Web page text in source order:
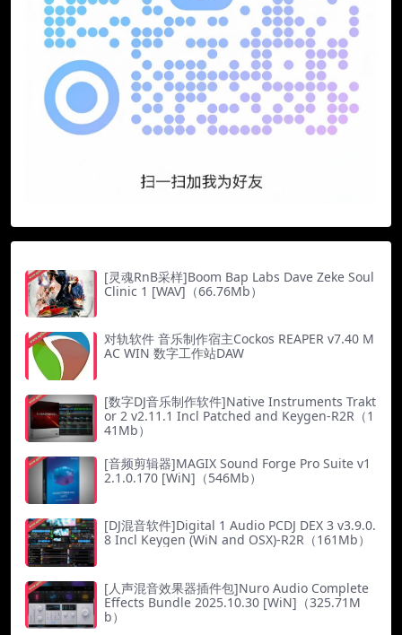
[灵魂RnB采样]Boom Bap Labs Dave Zeke Soul
Clinic 1 [WAV]（66.76Mb）
对轨软件 音乐制作宿主Cockos REAPER v7.40 M
AC WIN 数字工作站DAW
[数字DJ音乐制作软件]Native Instruments Trakt
or 2 v2.11.1 Incl Patched and Keygen-R2R（1
41Mb）
[音频剪辑器]MAGIX Sound Forge Pro Suite v1
2.1.0.170 [WiN]（546Mb）
[DJ混音软件]Digital 1 Audio PCDJ DEX 3 v3.9.0.
8 Incl Keygen (WiN and OSX)-R2R（161Mb）
[人声混音效果器插件包]Nuro Audio Complete
Effects Bundle 2025.10.30 [WiN]（325.71M
b）